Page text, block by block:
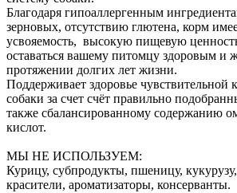
Благодаря гипоаллергенным
зерновых, отсутствию глютена, корм
усвояемость, высокую пищевую
оставаться вашему питомцу здоровым и
протяжении долгих лет жизни.
Поддерживает здоровье чувствительной
собаки за счет счёт правильно
также сбалансированному содержанию
кислот.
МЫ НЕ ИСПОЛЬЗУЕМ:
Курицу, субпродукты, пшеницу,
красители, ароматизаторы, консерванты.